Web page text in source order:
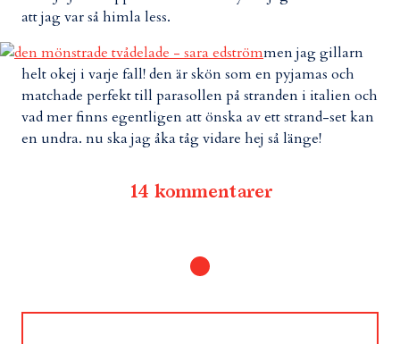
att jag var så himla less.
men jag gillarn
helt okej i varje fall! den är skön som en pyjamas och
matchade perfekt till parasollen på stranden i italien och
vad mer finns egentligen att önska av ett strand-set kan
en undra. nu ska jag åka tåg vidare hej så länge!
14 kommentarer